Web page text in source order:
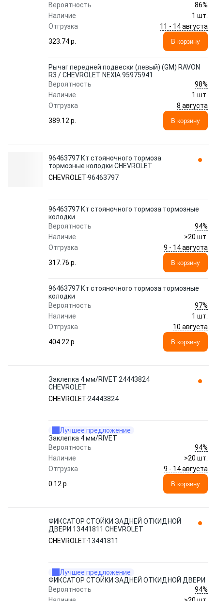
Вероятность
86%
Наличие
1 шт.
Отгрузка
11 - 14 августа
323.74 p.
В корзину
Рычаг передней подвески (левый) (GM) RAVON
R3 / CHEVROLET NEXIA 95975941
Вероятность
98%
Наличие
1 шт.
Отгрузка
8 августа
389.12 p.
В корзину
96463797 Кт стояночного тормоза
тормозные колодки CHEVROLET
CHEVROLET96463797
96463797 Кт стояночного тормоза тормозные
колодки
Вероятность
94%
Наличие
>20 шт.
Отгрузка
9 - 14 августа
317.76 p.
В корзину
96463797 Кт стояночного тормоза тормозные
колодки
Вероятность
97%
Наличие
1 шт.
Отгрузка
10 августа
404.22 p.
В корзину
Заклепка 4 мм/RIVET 24443824
CHEVROLET
CHEVROLET 24443824
Лучшее предложение
Заклепка 4 мм/RIVET
Вероятность
94%
Наличие
>20 шт.
Отгрузка
9 - 14 августа
0.12 p.
В корзину
ФИКСАТОР СТОЙКИ ЗАДНЕЙ ОТКИДНОЙ
ДВЕРИ 13441811 CHEVROLET
CHEVROLET 13441811
Лучшее предложение
ФИКСАТОР СТОЙКИ ЗАДНЕЙ ОТКИДНОЙ ДВЕРИ
Вероятность
94%